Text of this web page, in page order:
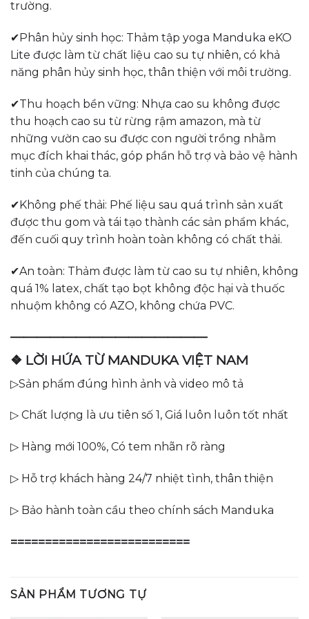
trường.
✔Phân hủy sinh học: Thảm tập yoga Manduka eKO
Lite được làm từ chất liệu cao su tự nhiên, có khả
năng phân hủy sinh học, thân thiện với môi trường.
✔Thu hoạch bền vững: Nhựa cao su không được
thu hoạch cao su từ rừng rậm amazon, mà từ
những vườn cao su được con người trồng nhằm
mục đích khai thác, góp phần hỗ trợ và bảo vệ hành
tinh của chúng ta.
✔Không phế thải: Phế liệu sau quá trình sản xuất
được thu gom và tái tạo thành các sản phẩm khác,
đến cuối quy trình hoàn toàn không có chất thải.
✔An toàn: Thảm được làm từ cao su tự nhiên, không
quá 1% latex, chất tạo bọt không độc hại và thuốc
nhuộm không có AZO, không chứa PVC.
———————————————
❖ LỜI HỨA TỪ MANDUKA VIỆT NAM
▷Sản phẩm đúng hình ảnh và video mô tả
▷ Chất lượng là ưu tiên số 1, Giá luôn luôn tốt nhất
▷ Hàng mới 100%, Có tem nhãn rõ ràng
▷ Hỗ trợ khách hàng 24/7 nhiệt tình, thân thiện
▷ Bảo hành toàn cầu theo chính sách Manduka
==========================
SẢN PHẨM TƯƠNG TỰ